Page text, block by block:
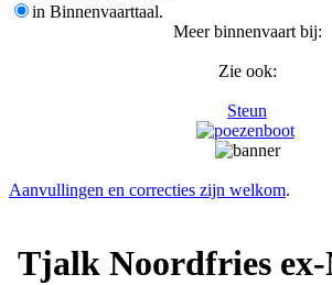
in Binnenvaarttaal.
Meer binnenvaart bij:
Zie ook:
Steun
Aanvullingen en correcties zijn welkom.
Tjalk Noordfries